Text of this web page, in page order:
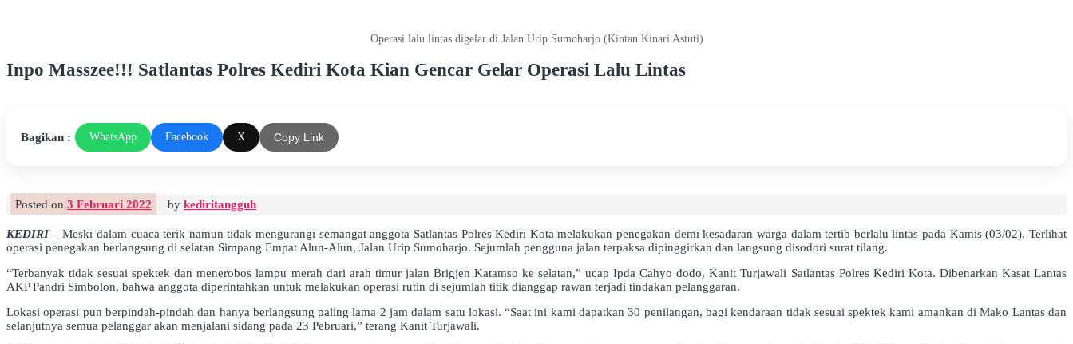
Operasi lalu lintas digelar di Jalan Urip Sumoharjo (Kintan Kinari Astuti)
Inpo Masszee!!! Satlantas Polres Kediri Kota Kian Gencar Gelar Operasi Lalu Lintas
Bagikan : WhatsApp Facebook X Copy Link
Posted on 3 Februari 2022 by kediritangguh
KEDIRI– Meski dalam cuaca terik namun tidak mengurangi semangat anggota Satlantas Polres Kediri Kota melakukan penegakan demi kesadaran warga dalam tertib berlalu lintas pada Kamis (03/02). Terlihat
operasi penegakan berlangsung di selatan Simpang Empat Alun-Alun, Jalan Urip Sumoharjo. Sejumlah pengguna jalan terpaksa dipinggirkan dan langsung disodori surat tilang.
“Terbanyak tidak sesuai spektek dan menerobos lampu merah dari arah timur jalan Brigjen Katamso ke selatan,” ucap Ipda Cahyo dodo, Kanit Turjawali Satlantas Polres Kediri Kota. Dibenarkan Kasat Lantas
AKP Pandri Simbolon, bahwa anggota diperintahkan untuk melakukan operasi rutin di sejumlah titik dianggap rawan terjadi tindakan pelanggaran.
Lokasi operasi pun berpindah-pindah dan hanya berlangsung paling lama 2 jam dalam satu lokasi. “Saat ini kami dapatkan 30 penilangan, bagi kendaraan tidak sesuai spektek kami amankan di Mako Lantas dan
selanjutnya semua pelanggar akan menjalani sidang pada 23 Pebruari,” terang Kanit Turjawali.